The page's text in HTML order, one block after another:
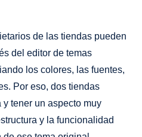
de las tiendas pueden
del editor de temas
los colores, las fuentes,
Por eso, dos tiendas
tener un aspecto muy
y la funcionalidad